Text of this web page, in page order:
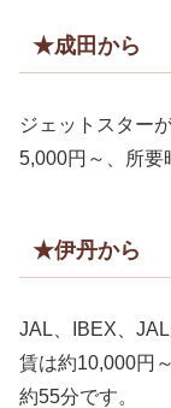
★成田から
ジェットスター
5,000円～、所要
★伊丹から
JAL、IBEX、
賃は約10,000円
約55分です。